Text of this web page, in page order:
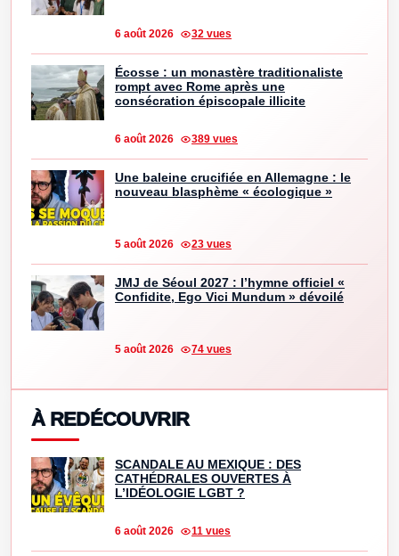
6 août 2026 32 vues
Écosse : un monastère traditionaliste
rompt avec Rome après une
consécration épiscopale illicite
6 août 2026 389 vues
Une baleine crucifiée en Allemagne : le
nouveau blasphème « écologique »
5 août 2026 23 vues
JMJ de Séoul 2027 : l’hymne officiel «
Confidite, Ego Vici Mundum » dévoilé
5 août 2026 74 vues
À REDÉCOUVRIR
SCANDALE AU MEXIQUE : DES
CATHÉDRALES OUVERTES À
L’IDÉOLOGIE LGBT ?
6 août 2026 11 vues